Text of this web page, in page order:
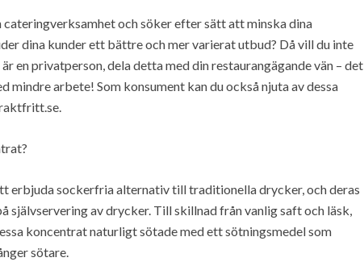
cateringverksamhet och söker efter sätt att minska dina
dina kunder ett bättre och mer varierat utbud? Då vill du inte
en privatperson, dela detta med din restaurangägande vän – det
mindre arbete! Som konsument kan du också njuta av dessa
erbjuda sockerfria alternativ till traditionella drycker, och deras
självservering av drycker. Till skillnad från vanlig saft och läsk,
koncentrat naturligt sötade med ett sötningsmedel som
sötare.